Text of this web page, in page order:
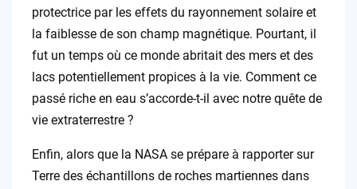
protectrice par les effets du rayonnement solaire et
la faiblesse de son champ magnétique. Pourtant, il
fut un temps où ce monde abritait des mers et des
lacs potentiellement propices à la vie. Comment ce
passé riche en eau s’accorde-t-il avec notre quête de
vie extraterrestre ?
Enfin, alors que la NASA se prépare à rapporter sur
Terre des échantillons de roches martiennes dans